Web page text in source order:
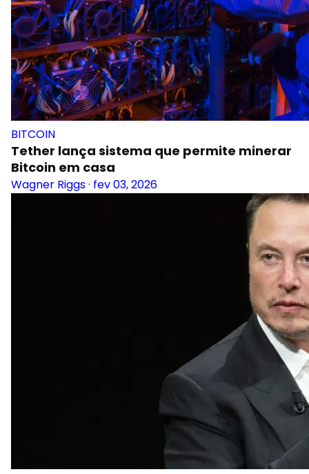
BITCOIN
Tether lança sistema que permite minerar
Bitcoin em casa
Wagner Riggs· fev 03, 2026